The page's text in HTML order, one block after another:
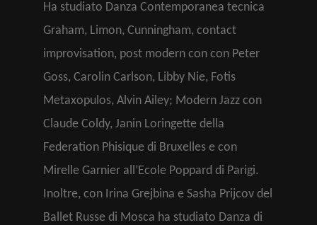
Ha studiato Danza Contemporanea tecnica
Graham, Limon, Cunningham, contact
improvisation, post modern con con Peter
Goss, Carolin Carlson, Libby Nie, Fotis
Metaxopulos, Alvin Ailey; Modern Jazz con
Claude Coldy, Janin Loringette della
Federation Phisique di Bruxelles e con
Mirelle Garnier all’Ecole Poppard di Parigi.
Inoltre, con Irina Grejbina e Sasha Prijcov del
Ballet Russe di Mosca ha studiato Danza di